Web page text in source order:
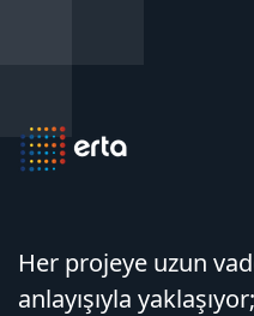
Her projeye uzun
anlayışıyla